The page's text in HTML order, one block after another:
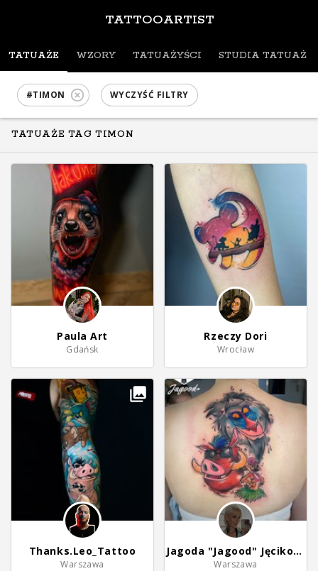
TATTOOARTIST
TATUAŻE WZORY TATUAŻYŚCI STUDIA TATUAŻU
#TIMON WYCZYŚĆ FILTRY
TATUAŻE TAG TIMON
Paula Art
Gdańsk
Rzeczy Dori
Wrocław
Thanks.Leo_Tattoo
Warszawa
Jagoda "Jagood" Jęcikowska
Warszawa